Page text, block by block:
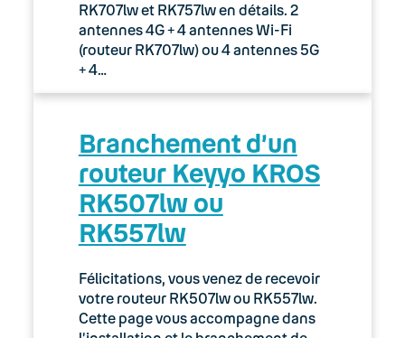
RK707lw et RK757lw en détails. 2
antennes 4G + 4 antennes Wi-Fi
(routeur RK707lw) ou 4 antennes 5G
+ 4…
Branchement d’un
routeur Keyyo KROS
RK507lw ou
RK557lw
Félicitations, vous venez de recevoir
votre routeur RK507lw ou RK557lw.
Cette page vous accompagne dans